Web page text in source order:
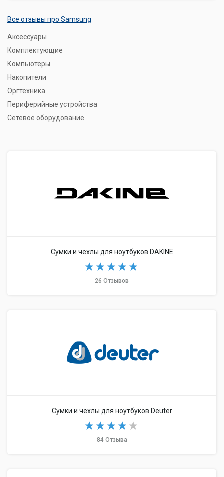
Все отзывы про Samsung
Аксессуары
Комплектующие
Компьютеры
Накопители
Оргтехника
Периферийные устройства
Сетевое оборудование
Сумки и чехлы для ноутбуков DAKINE
26 Отзывов
Сумки и чехлы для ноутбуков Deuter
84 Отзыва